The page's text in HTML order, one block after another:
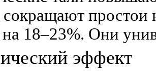
сокращают простои
18–23%. Они
эффект